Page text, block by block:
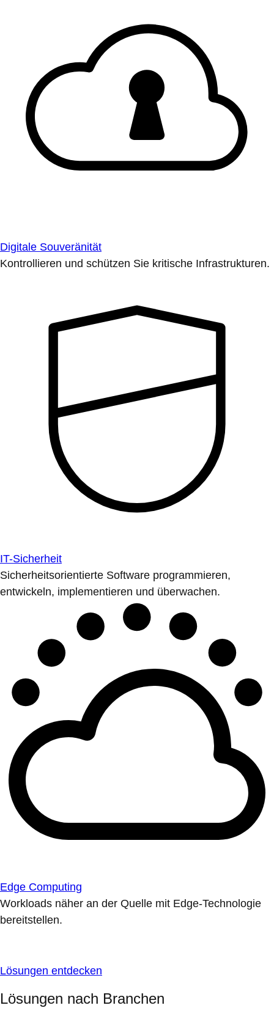
Digitale Souveränität
Kontrollieren und schützen Sie kritische Infrastrukturen.
IT-Sicherheit
Sicherheitsorientierte Software programmieren,
entwickeln, implementieren und überwachen.
Edge Computing
Workloads näher an der Quelle mit Edge-Technologie
bereitstellen.
Lösungen entdecken
Lösungen nach Branchen